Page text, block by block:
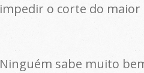
impedir o corte do
Ninguém sabe muito